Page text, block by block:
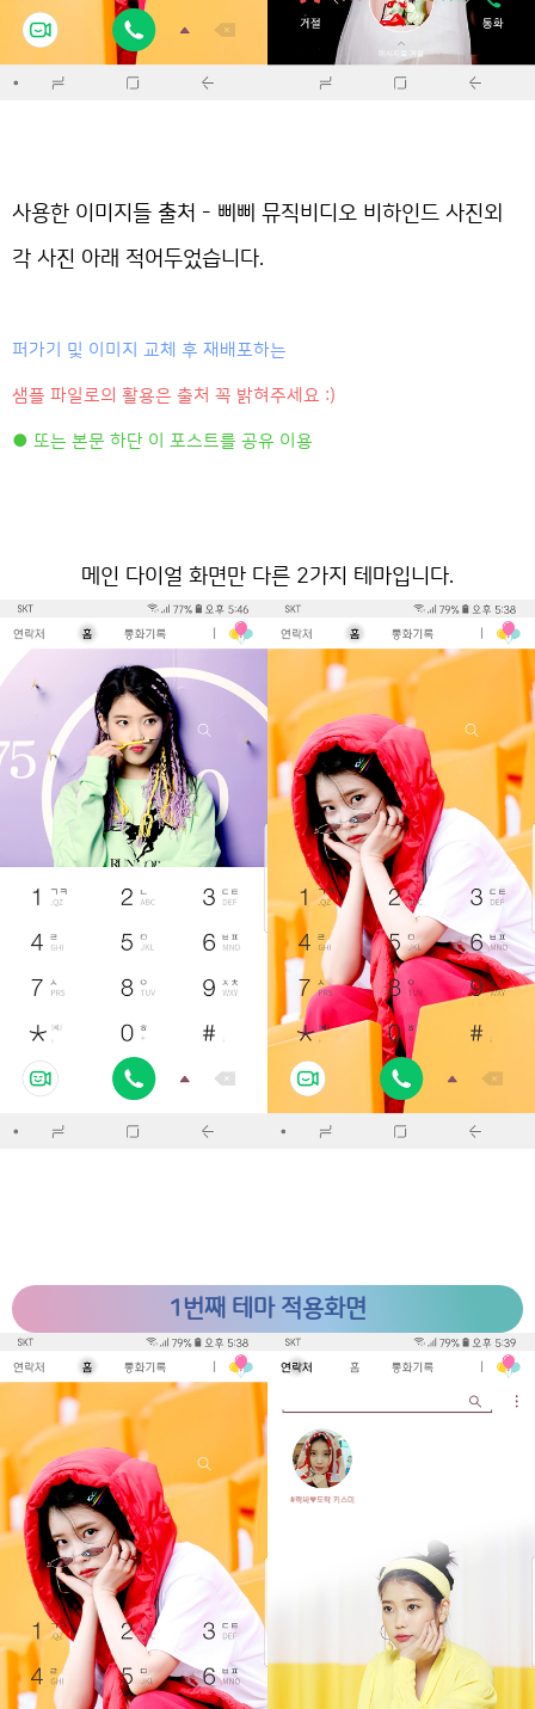
사용한 이미지들 출처 - 삐삐 뮤직비디오 비하인드 사진외
각 사진 아래 적어두었습니다.
퍼가기 및 이미지 교체 후 재배포하는
샘플 파일로의 활용은 출처 꼭 밝혀주세요 :)
● 또는 본문 하단 이 포스트를 공유 이용
메인 다이얼 화면만 다른 2가지 테마입니다.
1번째 테마 적용화면